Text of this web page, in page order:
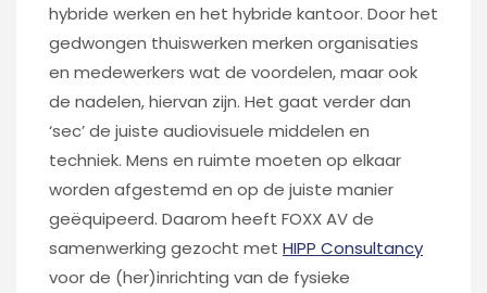
hybride werken en het hybride kantoor. Door het
gedwongen thuiswerken merken organisaties
en medewerkers wat de voordelen, maar ook
de nadelen, hiervan zijn. Het gaat verder dan
‘sec’ de juiste audiovisuele middelen en
techniek. Mens en ruimte moeten op elkaar
worden afgestemd en op de juiste manier
geëquipeerd. Daarom heeft FOXX AV de
samenwerking gezocht met HIPP Consultancy
voor de (her)inrichting van de fysieke